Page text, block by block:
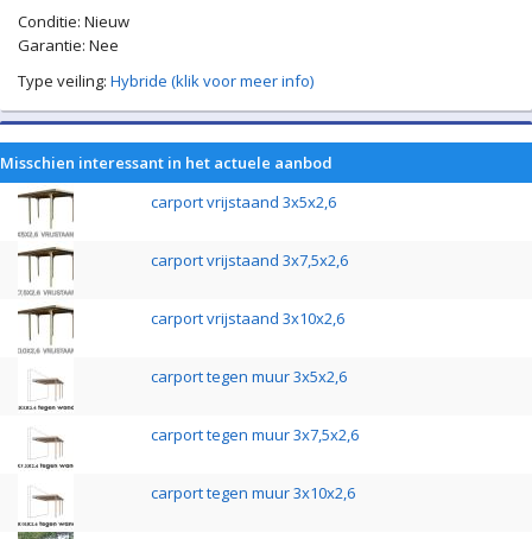
Conditie: Nieuw
Garantie: Nee
Type veiling: Hybride (klik voor meer info)
Misschien interessant in het actuele aanbod
carport vrijstaand 3x5x2,6
carport vrijstaand 3x7,5x2,6
carport vrijstaand 3x10x2,6
carport tegen muur 3x5x2,6
carport tegen muur 3x7,5x2,6
carport tegen muur 3x10x2,6